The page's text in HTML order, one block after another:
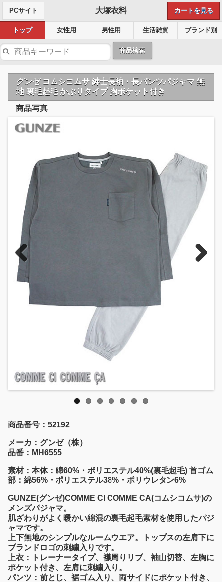
PCサイト 大塚衣料 カートを見る
トップ 女性用 男性用 生活雑貨 ブランド別
商品検索
グンゼ コムシコムサ 紳士長袖・長パンツパジャマ 無
地 裏毛起毛 かぶりタイプ 胸ポケット付き
商品写真
Previous
商品番号：52192
メーカ：グンゼ（株）
品番：MH6555
素材：本体：綿60%・ポリエステル40%(裏毛起毛) 首ゴム
部：綿56%・ポリエステル38%・ポリウレタン6%
GUNZE(グンゼ)COMME CI COMME CA(コムシコムサ)の
メンズパジャマ。
肌ざわりがよく暖かい綿混の裏毛起毛素材を使用したパジ
ャマです。
上下無地のシンプルなルームウエア。トップスの左肩下に
ブランドロゴの刺繍入りです。
上衣：トレーナータイプ、襟周りリブ、袖山切替、左胸に
ポケット付き、左肩に刺繍入り。
パンツ：前とじ、裾ゴム入り、両サイドにポケット付き、